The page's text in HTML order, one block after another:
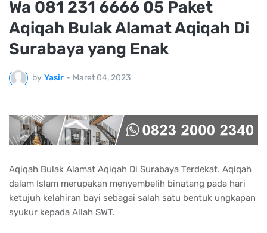
Wa 081 231 6666 05 Paket
Aqiqah Bulak Alamat Aqiqah Di
Surabaya yang Enak
by Yasir - Maret 04, 2023
Aqiqah Bulak Alamat Aqiqah Di Surabaya Terdekat. Aqiqah
dalam Islam merupakan menyembelih binatang pada hari
ketujuh kelahiran bayi sebagai salah satu bentuk ungkapan
syukur kepada Allah SWT.